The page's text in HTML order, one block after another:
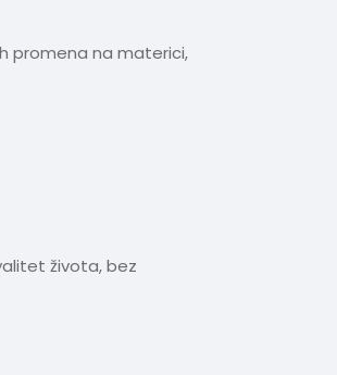
promena na materici,
života, bez